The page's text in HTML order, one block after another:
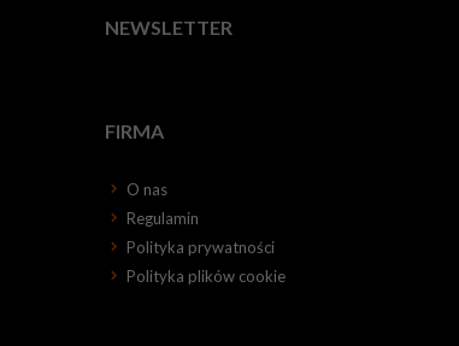
NEWSLETTER
FIRMA
O nas
Regulamin
Polityka prywatności
Polityka plików cookie